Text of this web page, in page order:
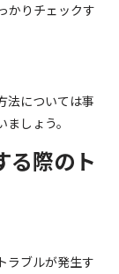
かりチェックす
法については事
しょう。
る際のト
ラブルが発生す